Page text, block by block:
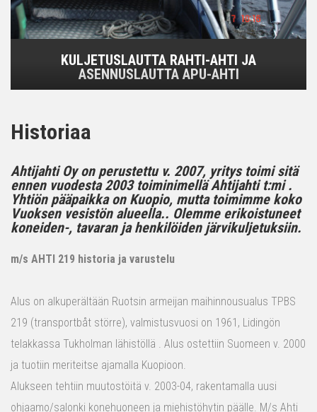
KULJETUSLAUTTA RAHTI-AHTI JA
ASENNUSLAUTTA APU-AHTI
Historiaa
Ahtijahti Oy on perustettu v. 2007, yritys toimi sitä
ennen vuodesta 2003 toiminimellä Ahtijahti t:mi .
Yhtiön pääpaikka on Kuopio, mutta toimimme koko
Vuoksen vesistön alueella.. Olemme erikoistuneet
koneiden-, tavaran ja henkilöiden järvikuljetuksiin.
m/s AHTI 219 historia ja varustelu
Alus on alkuperältään Ruotsin armeijan maihinnousualus TPBS
219 (transportbåt större), valmistusvuosi on 1961, Lidingön
telakkassa Tukholman lähistöllä . Alus ostettiin Suomeen v. 2000
ja tuotiin meriteitse ajamalla Kuopioon.
Alukseen tehtiin muutostöitä v. 2003-04, rakentamalla uusi
ohjaamo/salonki konehuoneen ja miehistöhytin päälle. M/s Ahti